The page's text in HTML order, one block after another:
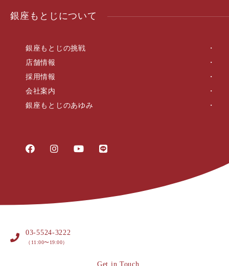
銀座もとじについて
銀座もとじの挑戦
店舗情報
採用情報
会社案内
銀座もとじのあゆみ
03-5524-3222
（11:00〜19:00）
Get in Touch